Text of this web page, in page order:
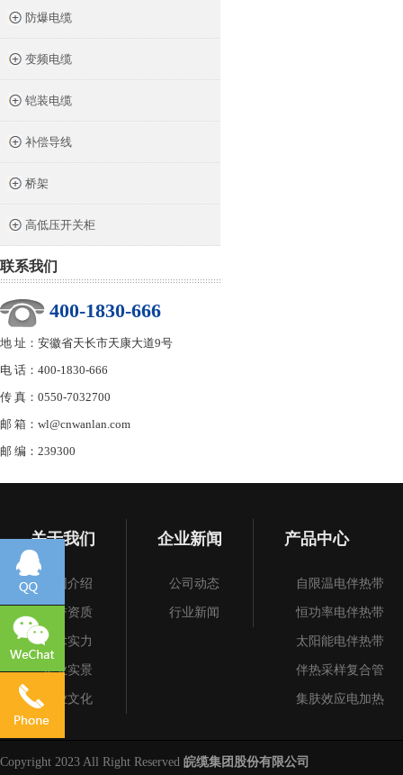
防爆电缆
变频电缆
铠装电缆
补偿导线
桥架
高低压开关柜
联系我们
400-1830-666
地 址：安徽省天长市天康大道9号
电 话：400-1830-666
传 真：0550-7032700
邮 箱：wl@cnwanlan.com
邮 编：239300
关于我们
集团介绍
荣誉资质
技术实力
企业实景
企业文化
企业新闻
公司动态
行业新闻
产品中心
自限温电伴热带
恒功率电伴热带
太阳能电伴热带
伴热采样复合管
集肤效应电加热
电加热带
Copyright 2023 All Right Reserved 皖缆集团股份有限公司